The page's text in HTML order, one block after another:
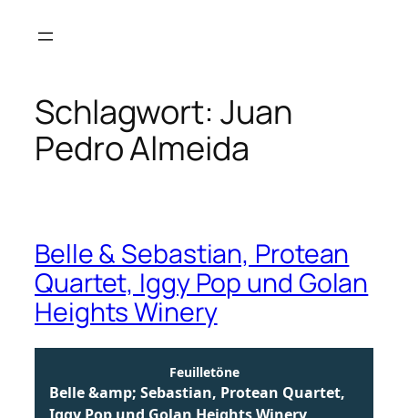
Inhalt
Schlagwort: Juan
Pedro Almeida
Belle & Sebastian, Protean
Quartet, Iggy Pop und Golan
Heights Winery